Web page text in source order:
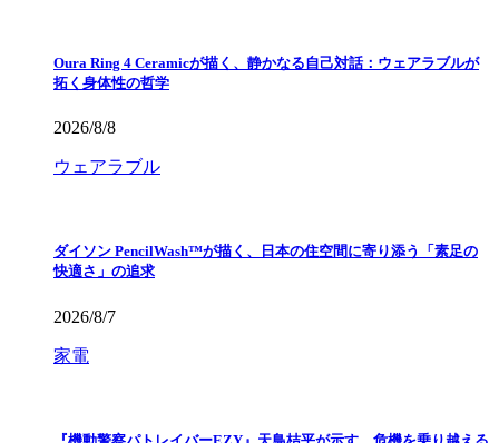
Oura Ring 4 Ceramicが描く、静かなる自己対話：ウェアラブルが
拓く身体性の哲学
2026/8/8
ウェアラブル
ダイソン PencilWash™が描く、日本の住空間に寄り添う「素足の
快適さ」の追求
2026/8/7
家電